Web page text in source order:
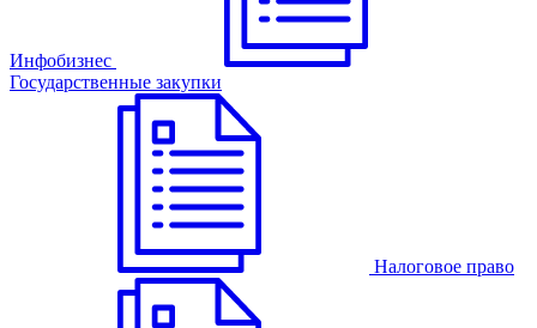
Инфобизнес
Государственные закупки
Налоговое право